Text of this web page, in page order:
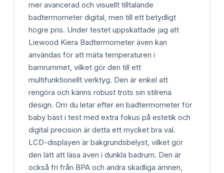
mer avancerad och visuellt tilltalande
badtermometer digital, men till ett betydligt
högre pris. Under testet uppskattade jag att
Liewood Kiera Badtermometer även kan
användas för att mäta temperaturen i
barnrummet, vilket gör den till ett
multifunktionellt verktyg. Den är enkel att
rengöra och känns robust trots sin stilrena
design. Om du letar efter en badtermometer för
baby bäst i test med extra fokus på estetik och
digital precision är detta ett mycket bra val.
LCD-displayen är bakgrundsbelyst, vilket gör
den lätt att läsa även i dunkla badrum. Den är
också fri från BPA och andra skadliga ämnen,